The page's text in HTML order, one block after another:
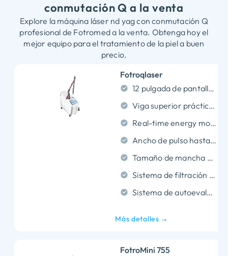
conmutación Q a la venta
Explore la máquina láser nd yag con conmutación Q
profesional de Fotromed a la venta. Obtenga hoy el
mejor equipo para el tratamiento de la piel a buen
precio.
Fotroqlaser
12 pulgada de pantalla táctil de tamaño completo intuitivo
Viga superior prácticamente plana para efectos secundarios mínimos
Real-time energy monitor & Auto-Calibration System
Ancho de pulso hasta 5ns como Lutronic, Alma láser y luminues
Tamaño de mancha ajustable 2-10 mm
Sistema de filtración de agua
Sistema de autoevaluación para problemas de problemas en línea
Más detalles →
FotroMini 755